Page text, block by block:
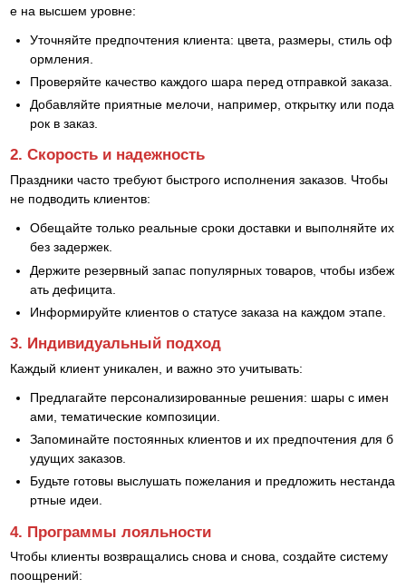
е на высшем уровне:
Уточняйте предпочтения клиента: цвета, размеры, стиль оф
ормления.
Проверяйте качество каждого шара перед отправкой заказа.
Добавляйте приятные мелочи, например, открытку или пода
рок в заказ.
2. Скорость и надежность
Праздники часто требуют быстрого исполнения заказов. Чтобы
не подводить клиентов:
Обещайте только реальные сроки доставки и выполняйте их
без задержек.
Держите резервный запас популярных товаров, чтобы избеж
ать дефицита.
Информируйте клиентов о статусе заказа на каждом этапе.
3. Индивидуальный подход
Каждый клиент уникален, и важно это учитывать:
Предлагайте персонализированные решения: шары с имен
ами, тематические композиции.
Запоминайте постоянных клиентов и их предпочтения для б
удущих заказов.
Будьте готовы выслушать пожелания и предложить нестанда
ртные идеи.
4. Программы лояльности
Чтобы клиенты возвращались снова и снова, создайте систему
поощрений: